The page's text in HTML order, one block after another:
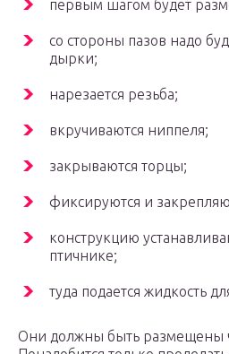
первым шагом будет
со стороны пазов надо
дырки;
нарезается резьба;
вкручиваются ниппеля;
закрываются торцы;
фиксируются и
конструкцию
птичнике;
туда подается жидкость
Они должны быть размещены